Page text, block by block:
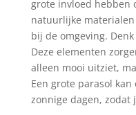
grote invloed hebben
natuurlijke
bij de omgeving.
Deze elementen
alleen mooi uitziet,
Een grote parasol
zonnige dagen, zodat